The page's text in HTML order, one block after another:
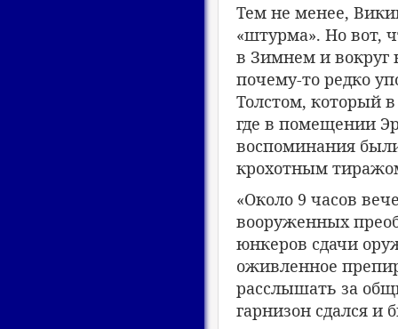
Тем не менее,
«штурма». Но вот,
в Зимнем и вокруг
почему-то редко
Толстом, который
где в помещении
воспоминания
крохотным
«Около 9 часов
вооруженных
юнкеров сдачи
оживленное
расслышать за
гарнизон сдался и